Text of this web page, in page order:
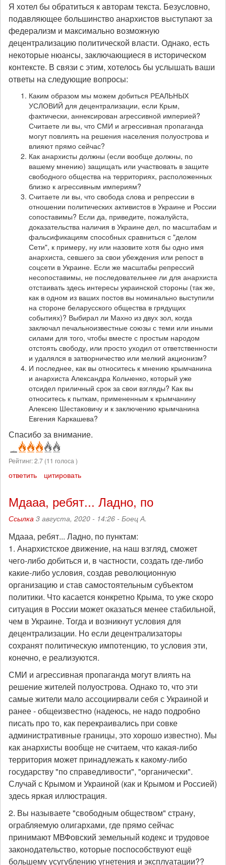
Я хотел бы обратиться к авторам текста. Безусловно,
подавляющее большинство анархистов выступают за
федерализм и максимально возможную
децентрализацию политической власти. Однако, есть
некоторые нюансы, заключающиеся в историческом
контексте. В связи с этим, хотелось бы услышать ваши
ответы на следующие вопросы:
Каким образом мы можем добиться РЕАЛЬНЫХ
УСЛОВИЙ для децентрализации, если Крым,
фактически, аннексирован агрессивной империей?
Считаете ли вы, что СМИ и агрессивная пропаганда
могут повлиять на решения населения полуострова и
влияют прямо сейчас?
Как анархисты должны (если вообще должны, по
вашему мнению) защищать или участвовать в защите
свободного общества на территориях, расположенных
близко к агрессивным империям?
Считаете ли вы, что свобода слова и репрессии в
отношении политических активистов в Украине и России
сопоставимы? Если да, приведите, пожалуйста,
доказательства наличия в Украине дел, по масштабам и
фальсификациям способных сравниться с "делом
Сети", к примеру, ну или назовите хотя бы одно имя
анархиста, севшего за свои убеждения или репост в
соцсети в Украине. Если же масштабы репрессий
несопоставимы, не последовательнее ли для анархиста
отстаивать здесь интересы украинской стороны (так же,
как в одном из ваших постов вы номинально выступили
на стороне беларусского общества в грядущих
событиях)? Выбирал ли Махно из двух зол, когда
заключал печальноизвестные союзы с теми или иными
силами для того, чтобы вместе с простым народом
отстоять свободу, или просто уходил от ответственности
и удалялся в затворничество или мелкий акционизм?
И последнее, как вы относитесь к мнению крымчанина
и анархиста Александра Кольченко, который уже
отсидел приличный срок за свои взгляды? Как вы
относитесь к пыткам, примененным к крымчанину
Алексею Шестаковичу и к заключению крымчанина
Евгения Каркашева?
Спасибо за внимание.
Рейтинг:2.7 (11 голоса )
ответить цитировать
Мдааа, ребят... Ладно, по
Ссылка 3 августа, 2020 - 14:26 - Боец А.
Мдааа, ребят... Ладно, по пунктам:
1. Анархистское движение, на наш взгляд, сможет
чего-либо добиться и, в частности, создать где-либо
какие-либо условия, создав революционную
организацию и став самостоятельным субъектом
политики. Что касается конкретно Крыма, то уже скоро
ситуация в России может оказаться менее стабильной,
чем в Украине. Тогда и возникнут условия для
децентрализации. Но если децентрализаторы
сохранят политическую импотенцию, то условия эти,
конечно, е реализуются.
СМИ и агрессивная пропаганда могут влиять на
решение жителей полуострова. Однако то, что эти
самые жители мало ассоциирвали себя с Украиной и
ранее - общеизвестно (надеюсь, не надо подробно
писать про то, как перекраивались при совке
административные границы, это хорошо известно). Мы
как анархисты вообще не считаем, что какая-либо
территория может принадлежать к какому-либо
государству "по справедливости", "органически".
Случай с Крымом и Украиной (как и Крымом и Россией)
здесь яркая иллюстрация.
2. Вы называете "свободным обществом" страну,
ограбляемую олигархами, где прямо сейчас
принимают МВФовский земельный кодекс и трудовое
законодательство, которые поспособствуют ещё
большему усугублению угнетения и эксплуатации??